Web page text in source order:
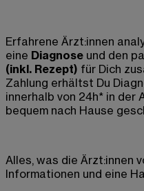
Erfahrene Ärzt:innen
eine Diagnose und den
(inkl. Rezept) für Dich
Zahlung erhältst Du
innerhalb von 24h* in der
bequem nach Hause
Alles, was die Ärzt:innen
Informationen und eine